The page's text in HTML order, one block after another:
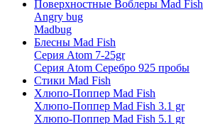
Поверхностные Воблеры Mad Fish
Angry bug
Madbug
Блесны Mad Fish
Серия Atom 7-25gr
Серия Atom Серебро 925 пробы
Стики Mad Fish
Хлюпо-Поппер Mad Fish
Хлюпо-Поппер Mad Fish 3.1 gr
Хлюпо-Поппер Mad Fish 5.1 gr